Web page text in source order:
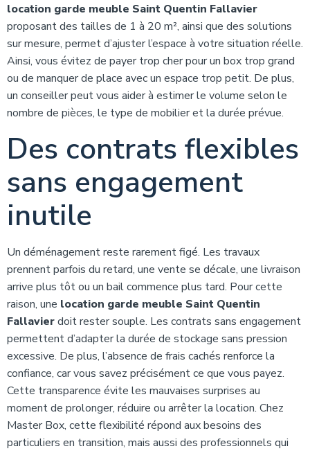
location garde meuble Saint Quentin Fallavier
proposant des tailles de 1 à 20 m², ainsi que des solutions
sur mesure, permet d’ajuster l’espace à votre situation réelle.
Ainsi, vous évitez de payer trop cher pour un box trop grand
ou de manquer de place avec un espace trop petit. De plus,
un conseiller peut vous aider à estimer le volume selon le
nombre de pièces, le type de mobilier et la durée prévue.
Des contrats flexibles
sans engagement
inutile
Un déménagement reste rarement figé. Les travaux
prennent parfois du retard, une vente se décale, une livraison
arrive plus tôt ou un bail commence plus tard. Pour cette
raison, une location garde meuble Saint Quentin
Fallavierdoit rester souple. Les contrats sans engagement
permettent d’adapter la durée de stockage sans pression
excessive. De plus, l’absence de frais cachés renforce la
confiance, car vous savez précisément ce que vous payez.
Cette transparence évite les mauvaises surprises au
moment de prolonger, réduire ou arrêter la location. Chez
Master Box, cette flexibilité répond aux besoins des
particuliers en transition, mais aussi des professionnels qui